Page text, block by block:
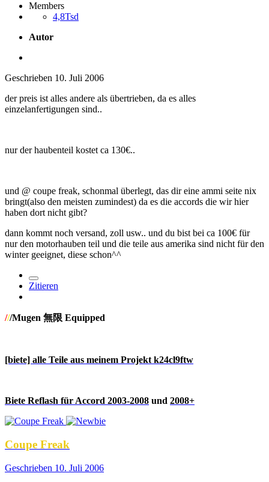
Members
4,8Tsd
Autor
Geschrieben 10. Juli 2006
der preis ist alles andere als übertrieben, da es alles
einzelanfertigungen sind..
nur der haubenteil kostet ca 130€..
und @ coupe freak, schonmal überlegt, das dir eine ammi seite nix
bringt(also den meisten zumindest) da es die accords die wir hier
haben dort nicht gibt?
dann kommt noch versand, zoll usw.. und du bist bei ca 100€ für
nur den motorhauben teil und die teile aus amerika sind nicht für den
winter geeignet, diese schon^^
Zitieren
///Mugen 無限 Equipped
[biete] alle Teile aus meinem Projekt k24cl9ftw
Biete Reflash für Accord 2003-2008 und 2008+
Coupe Freak
Geschrieben 10. Juli 2006